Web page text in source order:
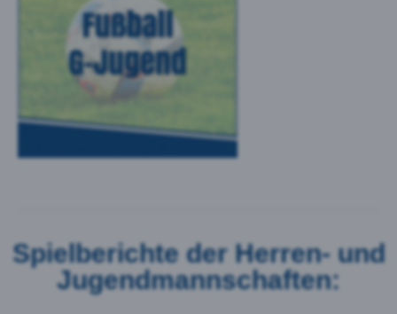
Spielberichte der Herren- und
Jugendmannschaften: